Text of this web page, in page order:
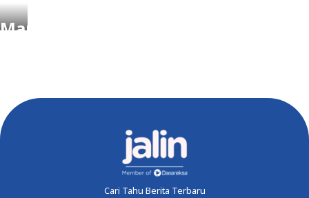
Mari Menjalin Kolaborasi
kolaborasi inovasi dari sekarang.
Jalin Kerja Sama
Cari Tahu Berita Terbaru